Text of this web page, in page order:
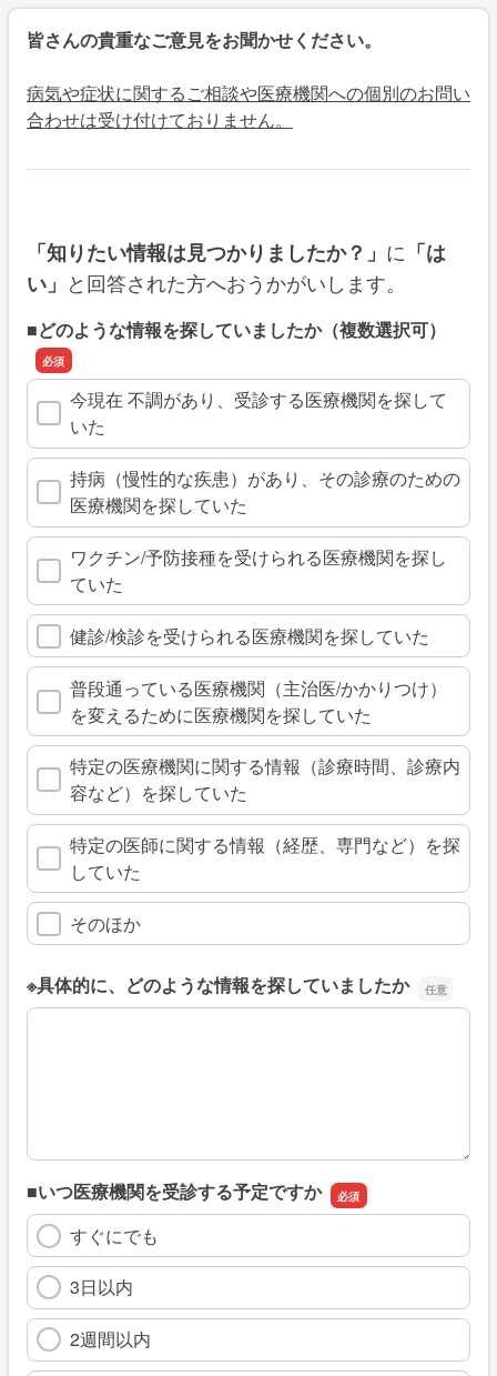
皆さんの貴重なご意見をお聞かせください。
病気や症状に関するご相談や医療機関への個別のお問い
合わせは受け付けておりません。
「知りたい情報は見つかりましたか？」 に 「は
い」 と回答された方へおうかがいします。
■どのような情報を探していましたか（複数選択可）
今現在 不調があり、受診する医療機関を探して
いた
持病（慢性的な疾患）があり、その診療のための
医療機関を探していた
ワクチン/予防接種を受けられる医療機関を探し
ていた
健診/検診を受けられる医療機関を探していた
普段通っている医療機関（主治医/かかりつけ）
を変えるために医療機関を探していた
特定の医療機関に関する情報（診療時間、診療内
容など）を探していた
特定の医師に関する情報（経歴、専門など）を探
していた
そのほか
※具体的に、どのような情報を探していましたか
※具体的に、どのような情報を探していましたか
■いつ医療機関を受診する予定ですか
すぐにでも
3日以内
2週間以内